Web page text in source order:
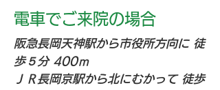
電車でご来院の場合
阪急長岡天神駅から市役所方向に 徒
歩５分 400ｍ
ＪＲ長岡京駅から北にむかって 徒歩